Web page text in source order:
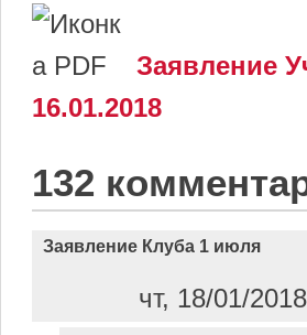
Заявление
16.01.2018
132
Заявление Клуба 1 июля
чт, 18/01/